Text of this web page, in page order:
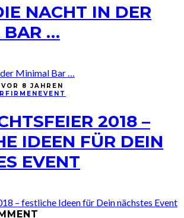
NACHT IN DER
BAR …
Minimal Bar …
VOR 8 JAHREN
FIRMENEVENT
2018 –
IDEEN FÜR DEIN
EVENT
– festliche Ideen für Dein nächstes Event